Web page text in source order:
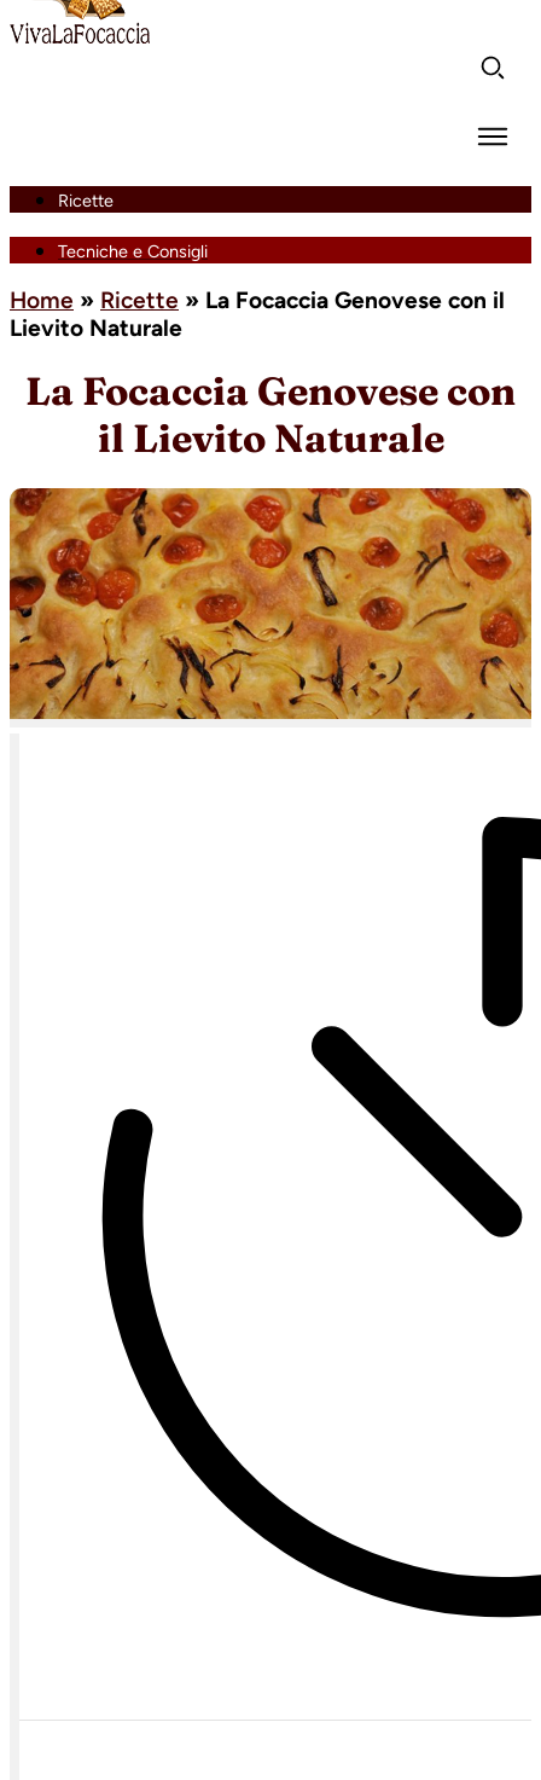
Ricette
Tecniche e Consigli
Home » Ricette » La Focaccia Genovese con il
Lievito Naturale
La Focaccia Genovese con
il Lievito Naturale